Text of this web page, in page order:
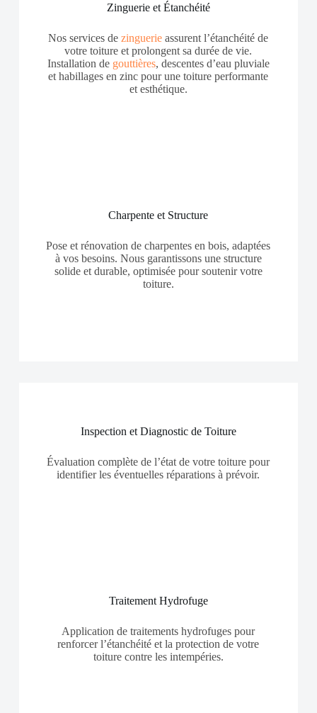
Zinguerie et Étanchéité
Nos services dezinguerie assurent l’étanchéité de
votre toiture et prolongent sa durée de vie.
Installation de gouttières, descentes d’eau pluviale
et habillages en zinc pour une toiture performante
et esthétique.
Charpente et Structure
Pose et rénovation de charpentes en bois, adaptées
à vos besoins. Nous garantissons une structure
solide et durable, optimisée pour soutenir votre
toiture.
Inspection et Diagnostic de Toiture
Évaluation complète de l’état de votre toiture pour
identifier les éventuelles réparations à prévoir.
Traitement Hydrofuge
Application de traitements hydrofuges pour
renforcer l’étanchéité et la protection de votre
toiture contre les intempéries.